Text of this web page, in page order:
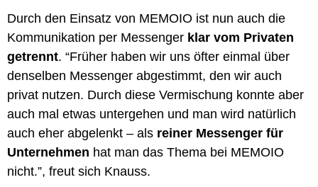
Durch den Einsatz von MEMOIO ist nun auch die
Kommunikation per Messenger klar vom Privaten
getrennt. “Früher haben wir uns öfter einmal über
denselben Messenger abgestimmt, den wir auch
privat nutzen. Durch diese Vermischung konnte aber
auch mal etwas untergehen und man wird natürlich
auch eher abgelenkt – als reiner Messenger für
Unternehmen hat man das Thema bei MEMOIO
nicht.”, freut sich Knauss.